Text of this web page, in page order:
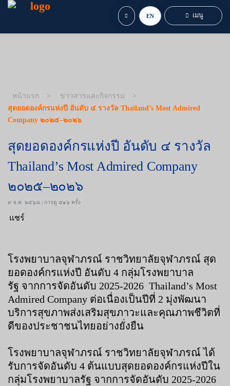
EN เมนู
หน้าแรก
ข่าวสารและกิจกรรม
สุดยอดองค์กรแห่งปี อันดับ ๔ รางวัล Thailand’s Most Admired
Company ๒๐๒๕–๒๐๒๖
สุดยอดองค์กรแห่งปี อันดับ ๔ รางวัล
Thailand’s Most Admired Company
๒๐๒๕–๒๐๒๖
๙ ธ.ค. ๒๕๖๘ | การดู ๕๑๖ ครั้ง
แชร์
โรงพยาบาลจุฬาภรณ์ ราชวิทยาลัยจุฬาภรณ์ สุด
ยอดองค์กรแห่งปี อันดับ 4 กลุ่มโรงพยาบาล
รัฐ จากการจัดอันดับ 2025-2026 Thailand’s Most
Admired Company ต่อเนื่องเป็นปีที่ 2 มุ่งพัฒนา
บริการสุขภาพส่งเสริมสุขภาวะและคุณภาพชีวิตที่
ดีของประชาชนไทยอย่างยั่งยืน
โรงพยาบาลจุฬาภรณ์ ราชวิทยาลัยจุฬาภรณ์ ได้
รับการจัดอันดับ 4 ต้นแบบสุดยอดองค์กรแห่งปีใน
กลุ่มโรงพยาบาลรัฐ จากการจัดอันดับ 2025-2026